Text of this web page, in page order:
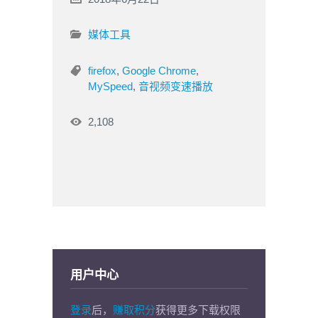
媒体工具
firefox, Google Chrome,
MySpeed, 音视频变速播放
2,108
用户中心
登录后， 赚取积分获得更多下载权限